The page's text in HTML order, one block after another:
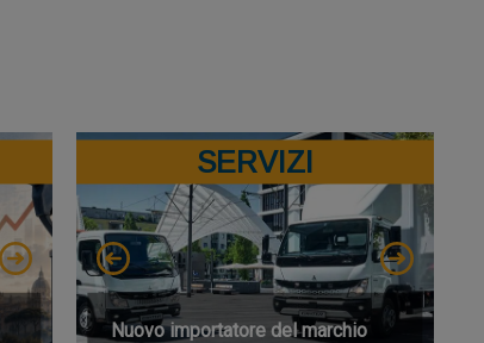
SERVIZI
Nuovo importatore del marchio